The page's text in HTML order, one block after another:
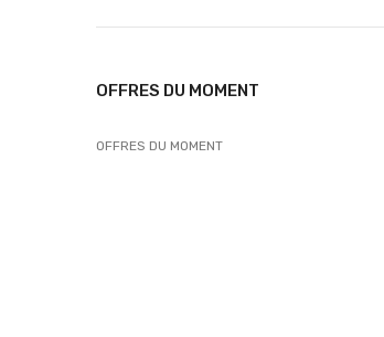
OFFRES DU MOMENT
OFFRES DU MOMENT